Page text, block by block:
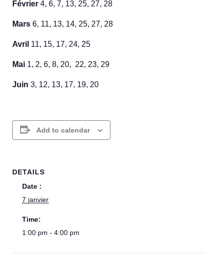
Février 4, 6, 7, 13, 25, 27, 28
Mars 6, 11, 13, 14, 25, 27, 28
Avril 11, 15, 17, 24, 25
Mai 1, 2, 6, 8, 20, 22, 23, 29
Juin 3, 12, 13, 17, 19, 20
Add to calendar
DETAILS
Date :
7 janvier
Time:
1:00 pm - 4:00 pm